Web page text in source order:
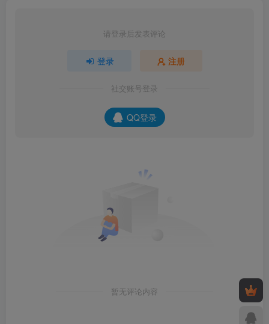
请登录后发表评论
登录 注册
社交账号登录
QQ登录
暂无评论内容